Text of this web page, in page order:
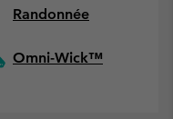
Randonnée
Omni-Wick™